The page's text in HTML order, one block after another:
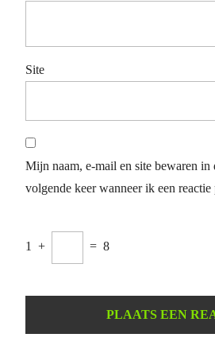
Site
Mijn naam, e-mail en site bewaren in
volgende keer wanneer ik een reactie
1 + = 8